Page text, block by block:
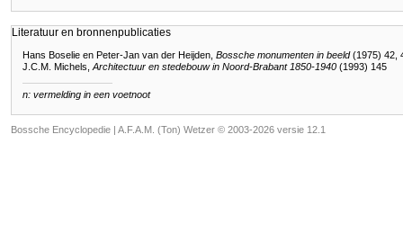
Literatuur en bronnenpublicaties
Hans Boselie en Peter-Jan van der Heijden, Bossche monumenten in beeld(1975) 42,
J.C.M. Michels, Architectuur en stedebouw in Noord-Brabant 1850-1940 (1993) 145
n: vermelding in een voetnoot
Bossche Encyclopedie | A.F.A.M. (Ton) Wetzer © 2003-2026 versie 12.1